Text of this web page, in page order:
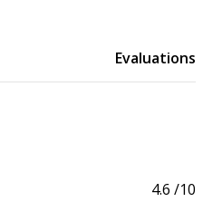
Evaluations
4.6 /10